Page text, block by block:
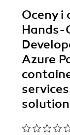
Oceny i
Hands-
Azure